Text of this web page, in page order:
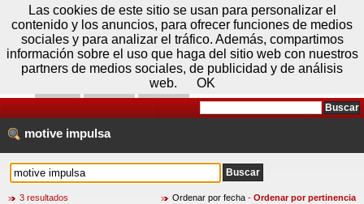
Videos
motive impulsa
3 resultados Ordenar por fecha - Ordenar por pertinencia
Domingo 09 de agosto - 10:42 Registrar Conectar
Las cookies de este sitio se usan para personalizar el
contenido y los anuncios, para ofrecer funciones de medios
sociales y para analizar el tráfico. Además, compartimos
información sobre el uso que haga del sitio web con nuestros
partners de medios sociales, de publicidad y de análisis
web.
OK